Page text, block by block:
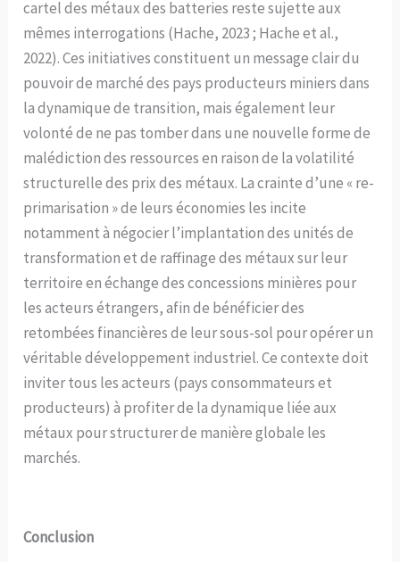
cartel des métaux des batteries reste sujette aux
mêmes interrogations (Hache, 2023 ; Hache et al.,
2022). Ces initiatives constituent un message clair du
pouvoir de marché des pays producteurs miniers dans
la dynamique de transition, mais également leur
volonté de ne pas tomber dans une nouvelle forme de
malédiction des ressources en raison de la volatilité
structurelle des prix des métaux. La crainte d’une « re-
primarisation » de leurs économies les incite
notamment à négocier l’implantation des unités de
transformation et de raffinage des métaux sur leur
territoire en échange des concessions minières pour
les acteurs étrangers, afin de bénéficier des
retombées financières de leur sous-sol pour opérer un
véritable développement industriel. Ce contexte doit
inviter tous les acteurs (pays consommateurs et
producteurs) à profiter de la dynamique liée aux
métaux pour structurer de manière globale les
marchés.
Conclusion